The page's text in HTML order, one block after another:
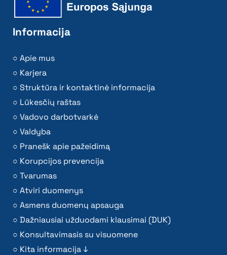
Informacija
Apie mus
Karjera
Struktūra ir kontaktinė informacija
Lūkesčių raštas
Vadovo darbotvarkė
Valdyba
Pranešk apie pažeidimą
Korupcijos prevencija
Tvarumas
Atviri duomenys
Asmens duomenų apsauga
Dažniausiai užduodami klausimai (DUK)
Konsultavimasis su visuomene
Kita informacija ↓